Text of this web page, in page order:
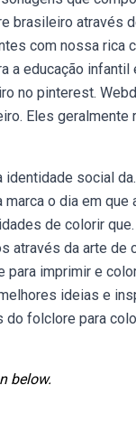
brasileiro através
com nossa rica
a educação infantil
no pinterest.
Eles geralmente
social
o dia em que
de colorir
através da arte de
imprimir e
ideias e
folclore para
below.